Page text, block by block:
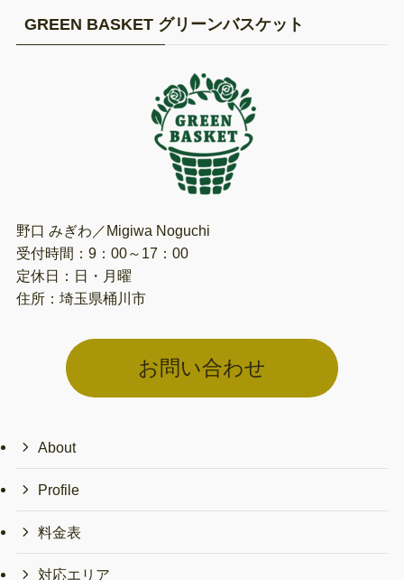
GREEN BASKET グリーンバスケット
野口 みぎわ／Migiwa Noguchi
受付時間：9：00～17：00
定休日：日・月曜
住所：埼玉県桶川市
お問い合わせ
About
Profile
料金表
対応エリア